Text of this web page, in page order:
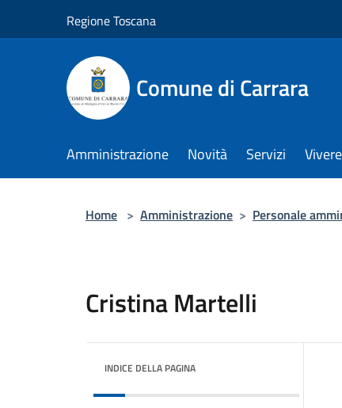
Regione Toscana
Comune di Carrara
Amministrazione Novità Servizi
Home > Amministrazione > Personale
Cristina Martelli
INDICE DELLA PAGINA